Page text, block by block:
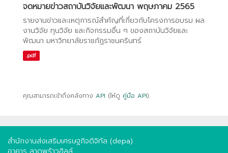
จดหมายข่าวสถาบันวิจัยและพัฒนา พฤษภาคม 2565
รายงานข่าวและเหตุการณ์สำคัญที่เกี่ยวกับโครงการอบรม ผล
งานวิจัย ทุนวิจัย และกิจกรรมอื่น ๆ ของสถาบันวิจัยและ
พัฒนา มหาวิทยาลัยราชภัฏราชนครินทร์
.pdf
คุณสามารถเข้าถึงคลังทาง API (ให้ดู คู่มือ API).
สำนักงานส่งเสริมเศรษฐกิจดิจิทัล (depa)